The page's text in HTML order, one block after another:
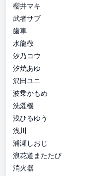
櫻井マキ
武者サブ
歯車
水龍敬
汐乃コウ
汐焼あゆ
沢田ユニ
波乗かもめ
洗濯機
浅ひるゆう
浅川
浦瀬しおじ
浪花道またたび
消火器